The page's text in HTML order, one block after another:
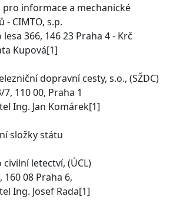
pro informace a mechanické
- CIMTO, s.p.
366, 146 23 Praha 4 - Krč
Kupová[1]
dopravní cesty, s.o., (SŽDC)
110 00, Praha 1
Ing. Jan Komárek[1]
složky státu
letectví, (ÚCL)
160 08 Praha 6,
Ing. Josef Rada[1]